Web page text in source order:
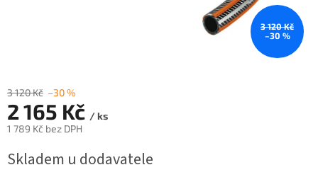
3 120 Kč
–30 %
3 120 Kč –30 %
2 165 Kč / ks
1 789 Kč bez DPH
cena:
Skladem u dodavatele